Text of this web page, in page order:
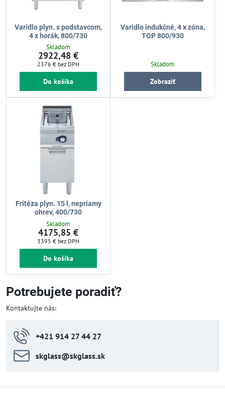
Varidlo plyn. s podstavcom,
4 x horák, 800/730
Skladom
2922,48 €
2376 € bez DPH
Do košíka
Varidlo indukčné, 4 x zóna,
TOP 800/930
Skladom
Zobraziť
Fritéza plyn. 15 l, nepriamy
ohrev, 400/730
Skladom
4175,85 €
3395 € bez DPH
Do košíka
Potrebujete poradiť?
Kontaktujte nás:
+421 914 27 44 27
skglass​@skglass​.sk